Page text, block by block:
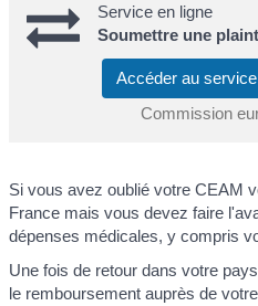
Service en ligne
Soumettre une
Accéder au
Commission
Si vous avez oublié votre CEAM
France mais vous devez faire
dépenses médicales, y compris
Une fois de retour dans votre
le remboursement auprès de